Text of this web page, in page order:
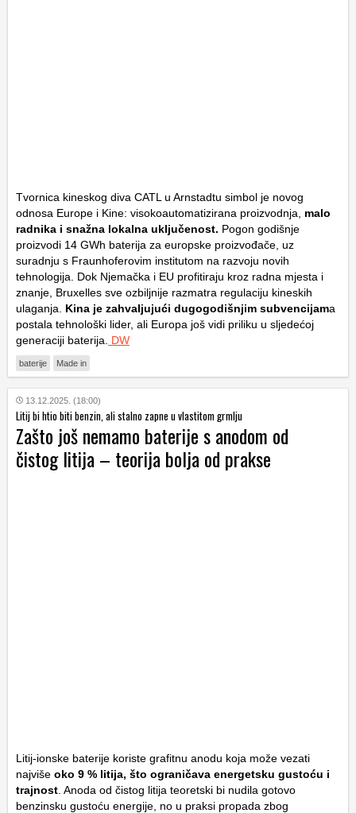
Tvornica kineskog diva CATL u Arnstadtu simbol je novog
odnosa Europe i Kine: visokoautomatizirana proizvodnja, malo
radnika i snažna lokalna uključenost. Pogon godišnje
proizvodi 14 GWh baterija za europske proizvođače, uz
suradnju s Fraunhoferovim institutom na razvoju novih
tehnologija. Dok Njemačka i EU profitiraju kroz radna mjesta i
znanje, Bruxelles sve ozbiljnije razmatra regulaciju kineskih
ulaganja. Kina je zahvaljujući dugogodišnjim subvencijama
postala tehnološki lider, ali Europa još vidi priliku u sljedećoj
generaciji baterija. DW
baterije Made in
13.12.2025. (18:00)
Litij bi htio biti benzin, ali stalno zapne u vlastitom grmlju
Zašto još nemamo baterije s anodom od
čistog litija – teorija bolja od prakse
Litij-ionske baterije koriste grafitnu anodu koja može vezati
najviše oko 9 % litija, što ograničava energetsku gustoću i
trajnost . Anoda od čistog litija teoretski bi nudila gotovo
benzinsku gustoću energije, no u praksi propada zbog